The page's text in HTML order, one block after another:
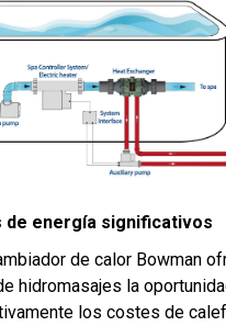
de energía significativos
de calor Bowman
hidromasajes la
los costes de